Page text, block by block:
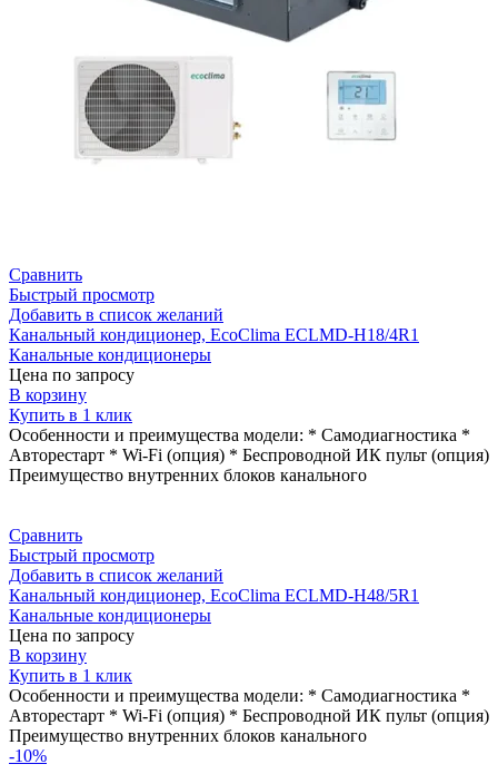
Сравнить
Быстрый просмотр
Добавить в список желаний
Канальный кондиционер, EcoClima ECLMD-H18/4R1
Канальные кондиционеры
Цена по запросу
В корзину
Купить в 1 клик
Особенности и преимущества модели: * Самодиагностика *
Авторестарт * Wi-Fi (опция) * Беспроводной ИК пульт (опция)
Преимущество внутренних блоков канального
Сравнить
Быстрый просмотр
Добавить в список желаний
Канальный кондиционер, EcoClima ECLMD-H48/5R1
Канальные кондиционеры
Цена по запросу
В корзину
Купить в 1 клик
Особенности и преимущества модели: * Самодиагностика *
Авторестарт * Wi-Fi (опция) * Беспроводной ИК пульт (опция)
Преимущество внутренних блоков канального
-10%